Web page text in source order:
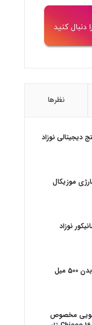
نظرها
دیجیتالی نوزاد
موزیکال
نوزاد
خرید شامپو سر و بدن 500 میل
مخصوص